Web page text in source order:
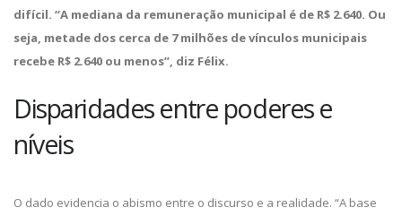
difícil. “A mediana da remuneração municipal é de R$ 2.640. Ou
seja, metade dos cerca de 7 milhões de vínculos municipais
recebe R$ 2.640 ou menos”, diz Félix.
Disparidades entre poderes e
níveis
O dado evidencia o abismo entre o discurso e a realidade. “A base